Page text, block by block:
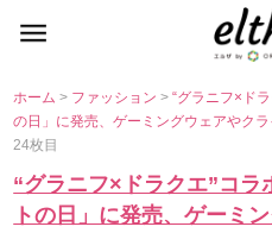
ホーム> ファッション>“グラニフ×ド
の日」に発売、ゲーミングウェアやク
24枚目
“グラニフ×ドラクエ”コラ
トの日」に発売、ゲーミ